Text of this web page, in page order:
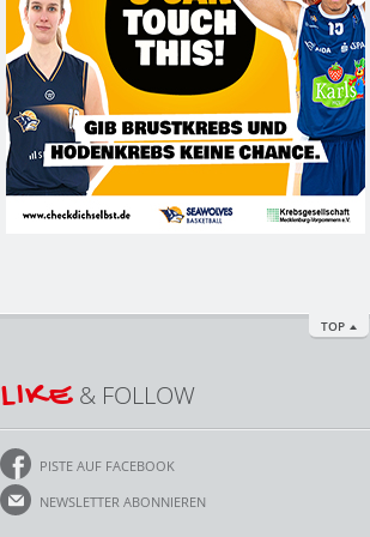
TOP
LIKE& FOLLOW
PISTE AUF FACEBOOK
NEWSLETTER ABONNIEREN